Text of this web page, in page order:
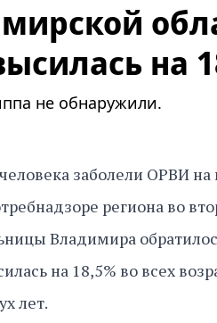
на
не обнаружили.
заболели ОРВИ
региона во
Владимира
на 18,5% во всех
лет.